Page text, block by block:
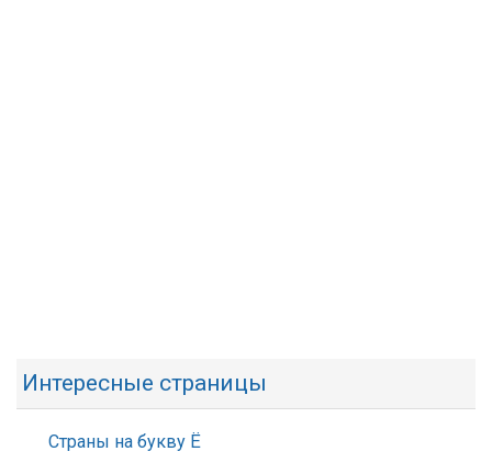
Интересные страницы
Страны на букву Ё